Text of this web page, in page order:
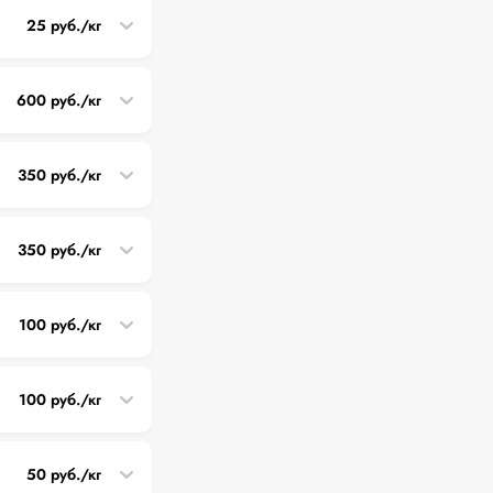
25 руб./кг
600 руб./кг
350 руб./кг
350 руб./кг
100 руб./кг
100 руб./кг
50 руб./кг